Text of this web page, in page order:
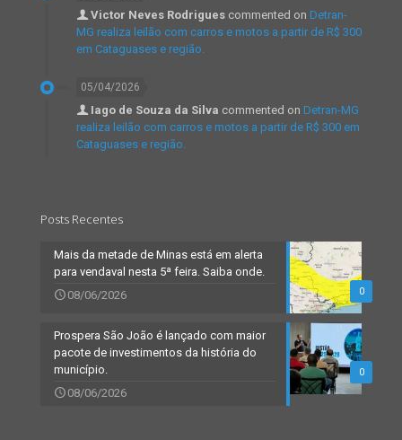
Victor Neves Rodrigues commented on Detran-
MG realiza leilão com carros e motos a partir de R$ 300
em Cataguases e região.
05/04/2026
Iago de Souza da Silva commented on Detran-MG
realiza leilão com carros e motos a partir de R$ 300 em
Cataguases e região.
Posts Recentes
0
Mais da metade de Minas está em alerta
para vendaval nesta 5ª feira. Saiba onde.
08/06/2026
0
Prospera São João é lançado com maior
pacote de investimentos da história do
município.
08/06/2026